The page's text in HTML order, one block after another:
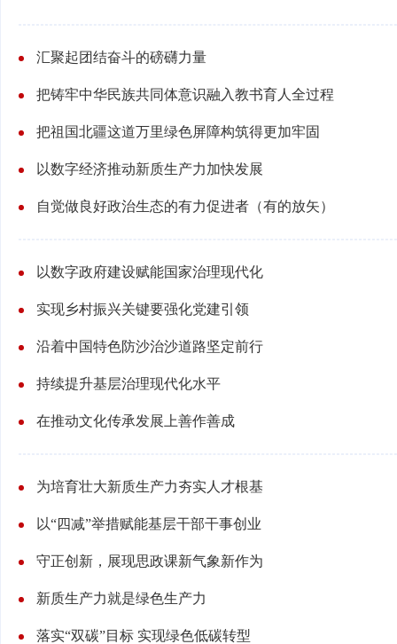
汇聚起团结奋斗的磅礴力量
把铸牢中华民族共同体意识融入教书育人全过程
把祖国北疆这道万里绿色屏障构筑得更加牢固
以数字经济推动新质生产力加快发展
自觉做良好政治生态的有力促进者（有的放矢）
以数字政府建设赋能国家治理现代化
实现乡村振兴关键要强化党建引领
沿着中国特色防沙治沙道路坚定前行
持续提升基层治理现代化水平
在推动文化传承发展上善作善成
为培育壮大新质生产力夯实人才根基
以“四减”举措赋能基层干部干事创业
守正创新，展现思政课新气象新作为
新质生产力就是绿色生产力
落实“双碳”目标 实现绿色低碳转型